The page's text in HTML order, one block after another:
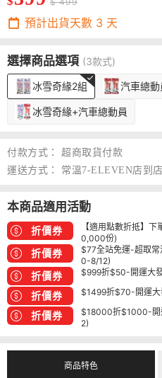
預計出貨天數 3 天
選擇商品選項 (3款式)
冰雪奇緣2組 汽車總動
冰雪奇緣+汽車總動員
付款方式：
超商取貨付款
運送方式：
常溫7-ELEVEN店到
本商品適用活動
折價券
【適用點數折抵】
0,000份)
折價券
$77全站免運-超取
0-8/12)
折價券 $999折$50-開運大
折價券 $1499折$70-開運
折價券
$18000折$1000-開
2)
商品特色